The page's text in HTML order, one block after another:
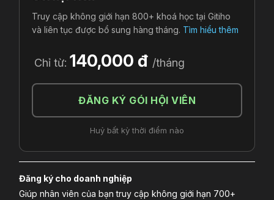
Truy cập không giới hạn 800+ khoá học tại Gitiho
và liên tục được bổ sung hàng tháng. Tìm hiểu thêm
Chỉ từ: 140,000 đ /tháng
ĐĂNG KÝ GÓI HỘI VIÊN
Huỷ bất kỳ thời điểm nào
Đăng ký cho doanh nghiệp
Giúp nhân viên của bạn truy cập không giới hạn 700+